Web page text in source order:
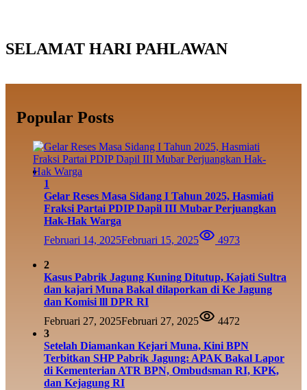
SELAMAT HARI PAHLAWAN
Popular Posts
1
Gelar Reses Masa Sidang I Tahun 2025, Hasmiati
Fraksi Partai PDIP Dapil III Mubar Perjuangkan
Hak-Hak Warga
Februari 14, 2025Februari 15, 2025 4973
2
Kasus Pabrik Jagung Kuning Ditutup, Kajati Sultra
dan kajari Muna Bakal dilaporkan di Ke Jagung
dan Komisi lll DPR RI
Februari 27, 2025Februari 27, 2025
4472
3
Setelah Diamankan Kejari Muna, Kini BPN
Terbitkan SHP Pabrik Jagung: APAK Bakal Lapor
di Kementerian ATR BPN, Ombudsman RI, KPK,
dan Kejagung RI